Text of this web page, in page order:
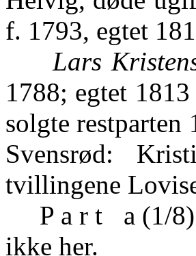
f. 1793, egtet
Lars
1788; egtet
solgte
Svensrød:
tvillingene
P a r t a (1/8).
ikke her.